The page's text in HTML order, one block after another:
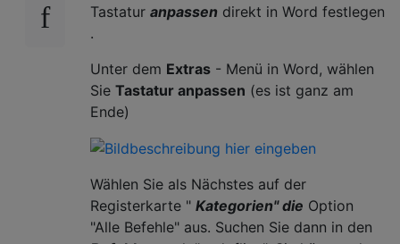
Tastatur anpassen direkt in Word festlegen
.
Unter dem Extras - Menü in Word, wählen
Sie Tastatur anpassen (es ist ganz am
Ende)
Wählen Sie als Nächstes auf der
Registerkarte " Kategorien" die Option
"Alle Befehle" aus. Suchen Sie dann in den